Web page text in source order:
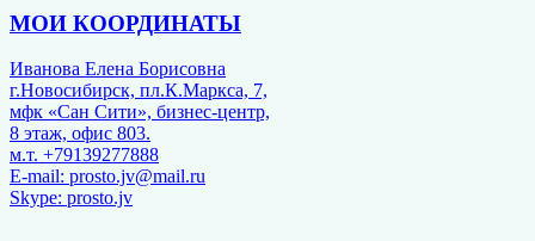
МОИ КООРДИНАТЫ
Иванова Елена Борисовна
г.Новосибирск, пл.К.Маркса, 7,
мфк «Сан Сити», бизнес-центр,
8 этаж, офис 803.
м.т. +79139277888
E-mail: prosto.jv@mail.ru
Skype: prosto.jv